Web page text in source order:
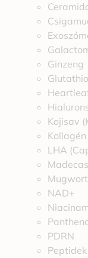
Ginzeng
Kojisav
Kollagén
LHA
NAD+
PDRN
Peptidek